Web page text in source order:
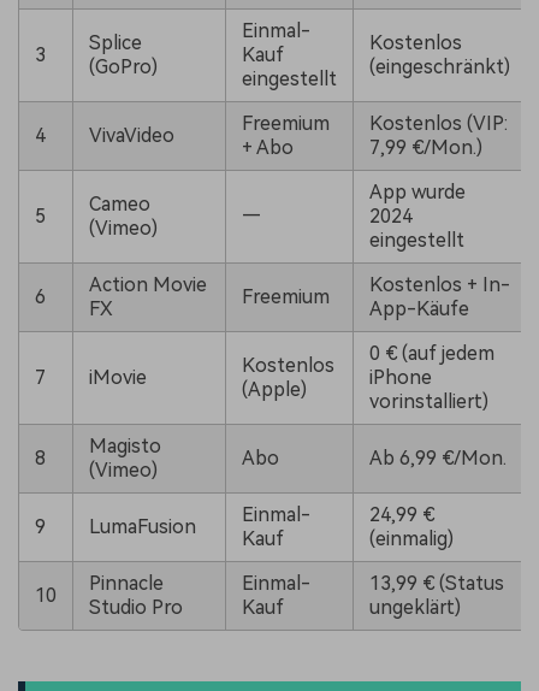
3
Splice
(GoPro)
Einmal-
Kauf
eingestellt
Kostenlos
(eingeschränkt)
4 VivaVideo
Freemium
+ Abo
Kostenlos (VIP:
7,99 €/Mon.)
5
Cameo
(Vimeo)
—
App wurde
2024
eingestellt
6
Action Movie
FX
Freemium
Kostenlos + In-
App-Käufe
7 iMovie
Kostenlos
(Apple)
0 € (auf jedem
iPhone
vorinstalliert)
8
Magisto
(Vimeo)
Abo Ab 6,99 €/Mon.
9 LumaFusion
Einmal-
Kauf
24,99 €
(einmalig)
10
Pinnacle
Studio Pro
Einmal-
Kauf
13,99 € (Status
ungeklärt)